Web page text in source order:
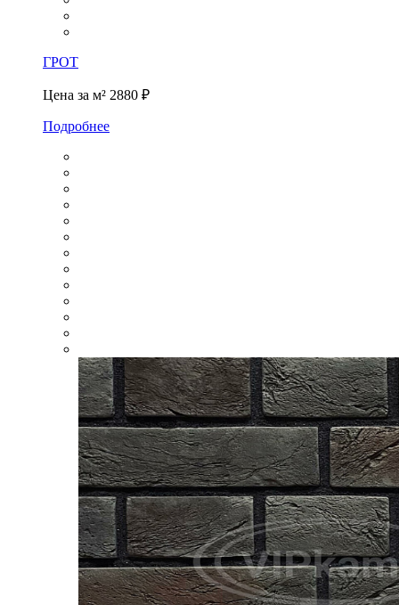
ГРОТ
Цена за м² 2880 ₽
Подробнее